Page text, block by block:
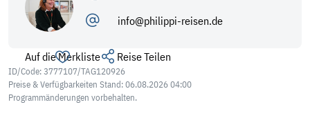
info@philippi-reisen.de
Auf die Merkliste Reise Teilen
ID/Code: 3777107/TAG120926
Preise & Verfügbarkeiten Stand: 06.08.2026 04:00
Programmänderungen vorbehalten.